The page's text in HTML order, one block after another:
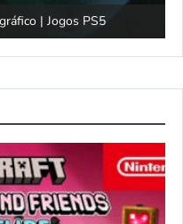
| Jogos PS5